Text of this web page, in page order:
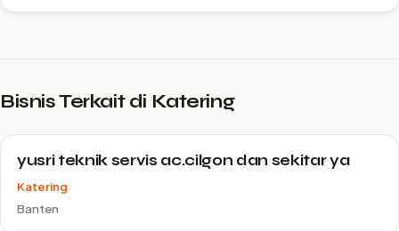
Bisnis Terkait di Katering
yusri teknik servis ac.cilgon dan sekitar ya
Katering
Banten